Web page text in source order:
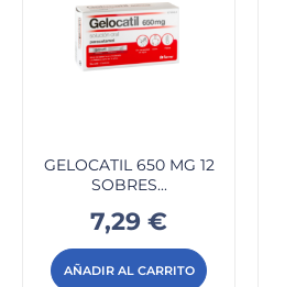
GELOCATIL 650 MG 12
SOBRES...
Precio
7,29 €
AÑADIR AL CARRITO